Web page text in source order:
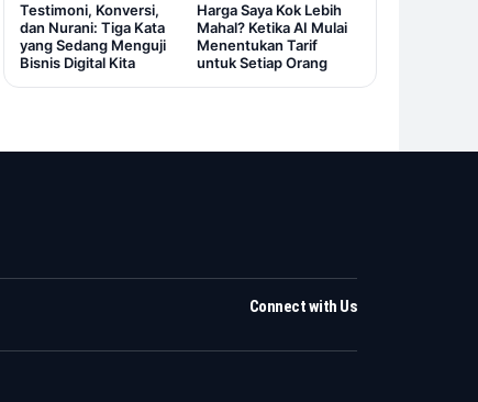
Testimoni, Konversi,
dan Nurani: Tiga Kata
yang Sedang Menguji
Bisnis Digital Kita
Harga Saya Kok Lebih
Mahal? Ketika AI Mulai
Menentukan Tarif
untuk Setiap Orang
Connect with Us